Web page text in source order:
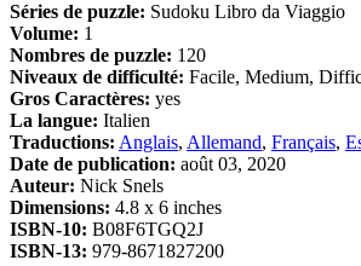
Séries de puzzle: Sudoku Libro da Viaggio
Volume: 1
Nombres de puzzle: 120
Niveaux de difficulté: Facile, Medium,
Gros Caractères: yes
La langue: Italien
Traductions: Anglais, Allemand, Français,
Date de publication: août 03, 2020
Auteur: Nick Snels
Dimensions: 4.8 x 6 inches
ISBN-10: B08F6TGQ2J
ISBN-13: 979-8671827200